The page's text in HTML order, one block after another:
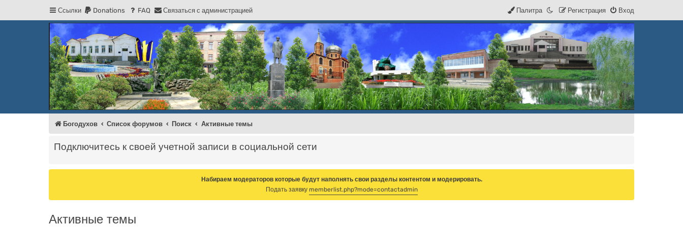
Ссылки Donations FAQ Связаться с администрацией Вход
Регистрация
Палитра
Регистрация
Форум Богодухова
Богодухов
Богодухов Список форумов Поиск Активные темы
Подключитесь к своей учетной записи в социальной сети
Набираем модераторов которые будут наполнять свои разделы контентом и модерировать.
Подать заявку memberlist.php?mode=contactadmin
Активные темы